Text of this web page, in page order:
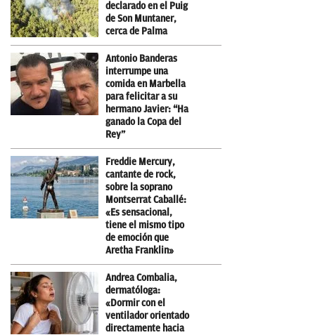
declarado en el Puig
de Son Muntaner,
cerca de Palma
Antonio Banderas
interrumpe una
comida en Marbella
para felicitar a su
hermano Javier: “Ha
ganado la Copa del
Rey”
Freddie Mercury,
cantante de rock,
sobre la soprano
Montserrat Caballé:
«Es sensacional,
tiene el mismo tipo
de emoción que
Aretha Franklin»
Andrea Combalia,
dermatóloga:
«Dormir con el
ventilador orientado
directamente hacia